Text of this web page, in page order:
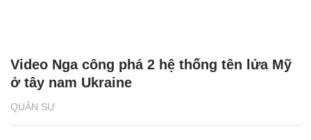
QUÂN SỰ
Video Nga công phá 2 hệ thống tên lửa Mỹ
ở tây nam Ukraine